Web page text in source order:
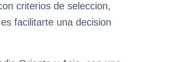
criterios de seleccion,
facilitarte una decision